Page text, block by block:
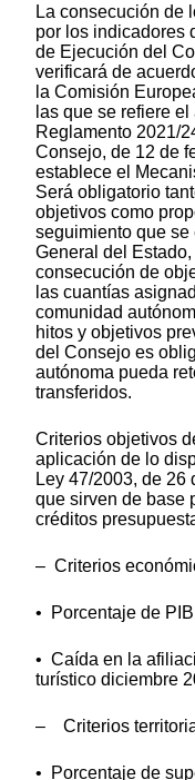
La consecución de
por los indicadores
de Ejecución del
verificará de
la Comisión
las que se refiere el
Reglamento 2021/
Consejo, de 12 de
establece el
Será obligatorio
objetivos como
seguimiento que
General del
consecución de
las cuantías
comunidad
hitos y objetivos
del Consejo es
autónoma pueda
transferidos.
Criterios objetivos
aplicación de lo
Ley 47/2003, de
que sirven de base
créditos
– Criterios
• Porcentaje de
• Caída en la
turístico diciembre
– Criterios
• Porcentaje de